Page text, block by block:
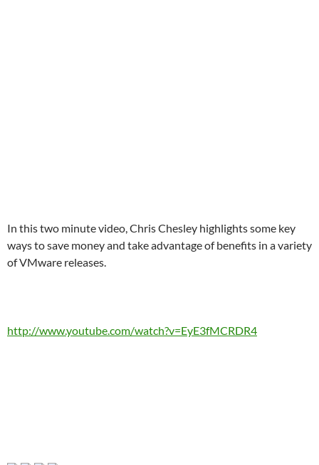
In this two minute video, Chris Chesley highlights some key
ways to save money and take advantage of benefits in a variety
of VMware releases.
http://www.youtube.com/watch?v=EyE3fMCRDR4